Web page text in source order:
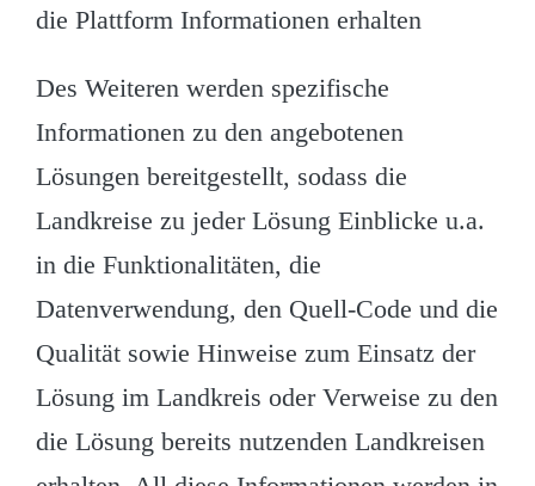
die Plattform Informationen erhalten
Des Weiteren werden spezifische
Informationen zu den angebotenen
Lösungen bereitgestellt, sodass die
Landkreise zu jeder Lösung Einblicke u.a.
in die Funktionalitäten, die
Datenverwendung, den Quell-Code und die
Qualität sowie Hinweise zum Einsatz der
Lösung im Landkreis oder Verweise zu den
die Lösung bereits nutzenden Landkreisen